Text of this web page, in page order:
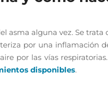
asma alguna vez. Se
por una inflamación
por las vías
disponibles.